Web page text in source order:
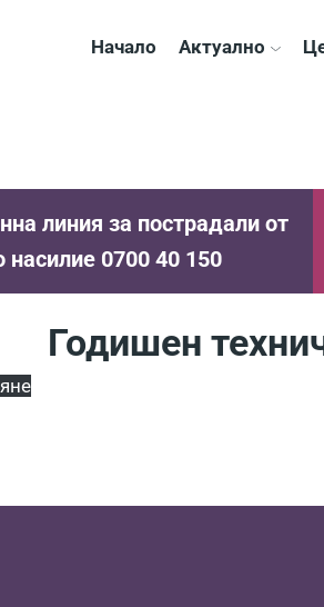
Начало Актуално
линия за пострадали от
0700 40 150
Годишен